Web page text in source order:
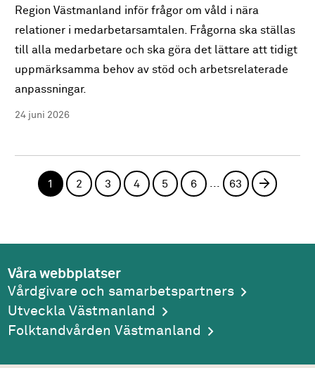
Region Västmanland inför frågor om våld i nära
relationer i medarbetarsamtalen. Frågorna ska ställas
till alla medarbetare och ska göra det lättare att tidigt
uppmärksamma behov av stöd och arbetsrelaterade
anpassningar.
24 juni 2026
1 2 3 4 5 6 ... 63 Nästa
Våra webbplatser
Vårdgivare och samarbetspartners
Utveckla Västmanland
Folktandvården Västmanland